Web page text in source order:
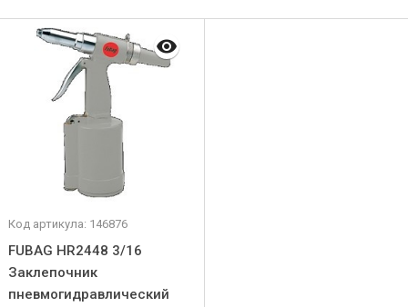
Код артикула: 146876
FUBAG HR2448 3/16
Заклепочник
пневмогидравлический